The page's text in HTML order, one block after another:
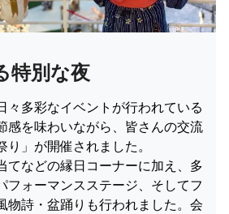
特別な夜
々多彩なイベントが行われている
感を味わいながら、皆さんの交流
り」が開催されました。
てなどの縁日コーナーに加え、多
フォーマンスステージ、そしてフ
物詩・盆踊りも行われました。会